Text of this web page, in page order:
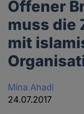
Offener
muss die
mit
Mina Ahadi
24.07.2017